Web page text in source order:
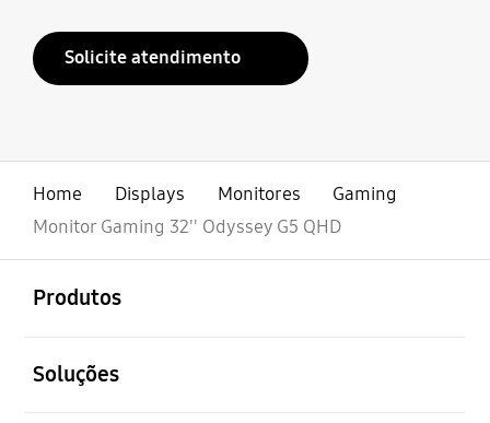
Solicite atendimento
Home Displays Monitores
Gaming
Monitor Gaming 32'' Odyssey G5 QHD
Produtos
Soluções